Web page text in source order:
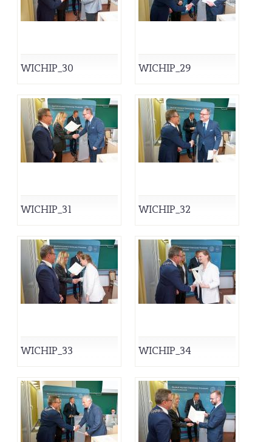
WICHIP_30 WICHIP_29
WICHIP_31 WICHIP_32
WICHIP_33 WICHIP_34